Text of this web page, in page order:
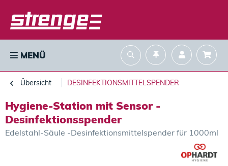
MENÜ
Übersicht DESINFEKTIONSMITTELSPENDER
Hygiene-Station mit Sensor -
Desinfektionsspender
Edelstahl-Säule -Desinfektionsmittelspender für 1000ml